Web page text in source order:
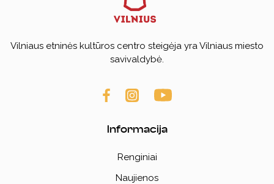
Vilniaus etninės kultūros centro steigėja yra Vilniaus miesto
savivaldybė.
Informacija
Renginiai
Naujienos